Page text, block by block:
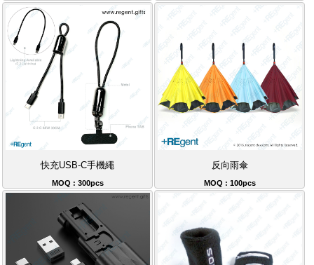
快充USB-C手機繩
MOQ : 300pcs
反向雨傘
MOQ : 100pcs